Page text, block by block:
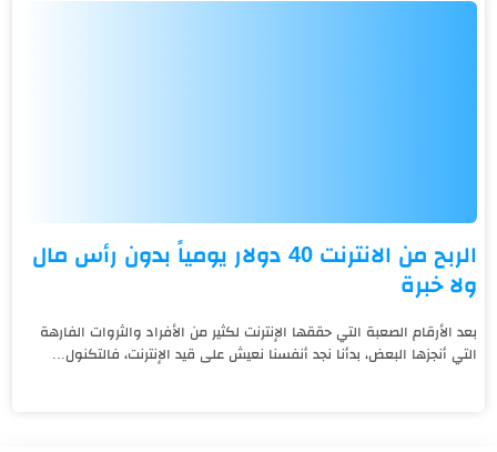
الربح من الانترنت 40 دولار يومياً بدون رأس مال
ولا خبرة
بعد الأرقام الصعبة التي حققها الإنترنت لكثير من الأفراد والثروات الفارهة
التي أنجزها البعض، بدأنا نجد أنفسنا نعيش على قيد الإنترنت، فالتكنول...